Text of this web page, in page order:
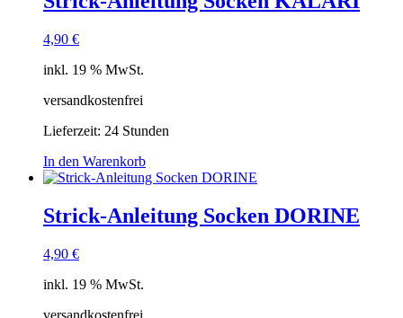
4,90 €
inkl. 19 % MwSt.
versandkostenfrei
Lieferzeit: 24 Stunden
In den Warenkorb
Strick-Anleitung Socken DORINE
4,90 €
inkl. 19 % MwSt.